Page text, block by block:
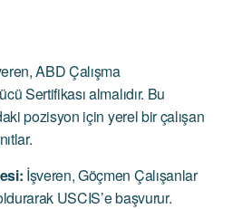
ABD Çalışma
Sertifikası almalıdır. Bu
pozisyon için yerel bir çalışan
İşveren, Göçmen Çalışanlar
USCIS’e başvurur.